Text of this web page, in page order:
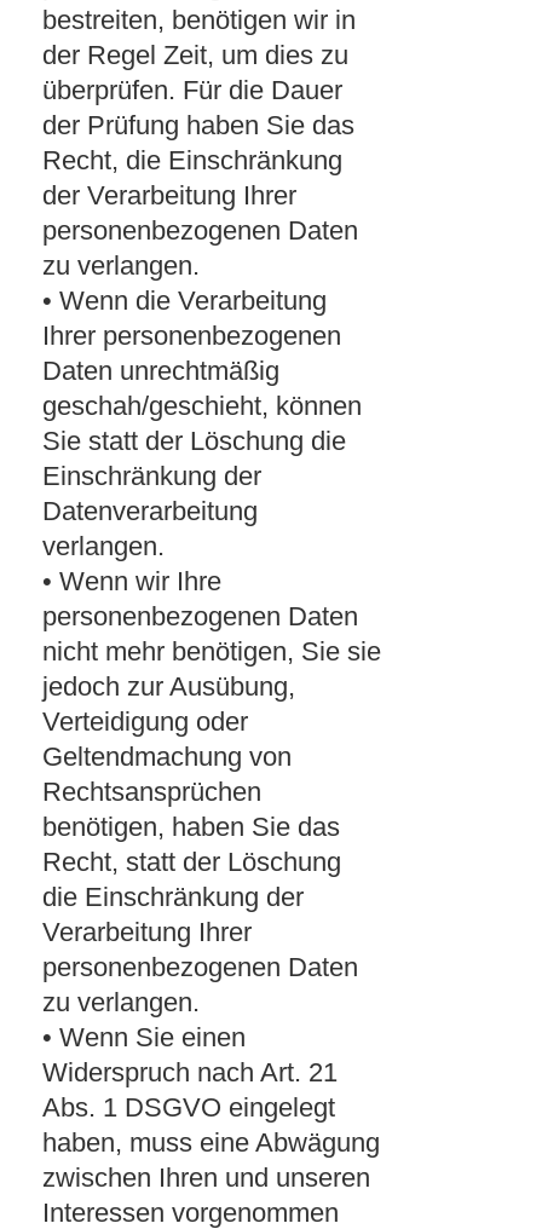
bestreiten, benötigen wir in
der Regel Zeit, um dies zu
überprüfen. Für die Dauer
der Prüfung haben Sie das
Recht, die Einschränkung
der Verarbeitung Ihrer
personenbezogenen Daten
zu verlangen.
• Wenn die Verarbeitung
Ihrer personenbezogenen
Daten unrechtmäßig
geschah/geschieht, können
Sie statt der Löschung die
Einschränkung der
Datenverarbeitung
verlangen.
• Wenn wir Ihre
personenbezogenen Daten
nicht mehr benötigen, Sie sie
jedoch zur Ausübung,
Verteidigung oder
Geltendmachung von
Rechtsansprüchen
benötigen, haben Sie das
Recht, statt der Löschung
die Einschränkung der
Verarbeitung Ihrer
personenbezogenen Daten
zu verlangen.
• Wenn Sie einen
Widerspruch nach Art. 21
Abs. 1 DSGVO eingelegt
haben, muss eine Abwägung
zwischen Ihren und unseren
Interessen vorgenommen